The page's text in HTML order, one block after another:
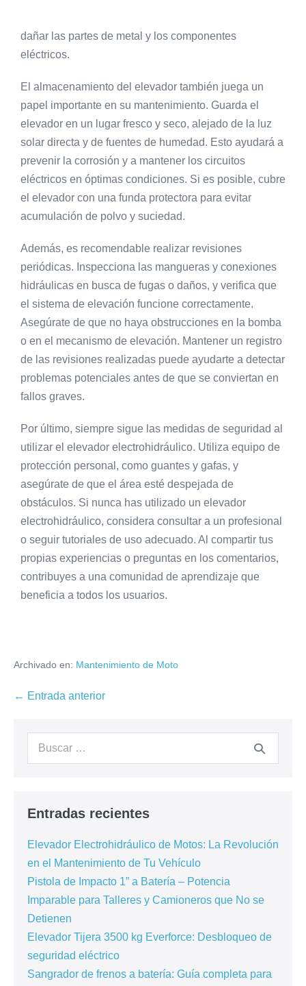
dañar las partes de metal y los componentes
eléctricos.
El almacenamiento del elevador también juega un
papel importante en su mantenimiento. Guarda el
elevador en un lugar fresco y seco, alejado de la luz
solar directa y de fuentes de humedad. Esto ayudará a
prevenir la corrosión y a mantener los circuitos
eléctricos en óptimas condiciones. Si es posible, cubre
el elevador con una funda protectora para evitar
acumulación de polvo y suciedad.
Además, es recomendable realizar revisiones
periódicas. Inspecciona las mangueras y conexiones
hidráulicas en busca de fugas o daños, y verifica que
el sistema de elevación funcione correctamente.
Asegúrate de que no haya obstrucciones en la bomba
o en el mecanismo de elevación. Mantener un registro
de las revisiones realizadas puede ayudarte a detectar
problemas potenciales antes de que se conviertan en
fallos graves.
Por último, siempre sigue las medidas de seguridad al
utilizar el elevador electrohidráulico. Utiliza equipo de
protección personal, como guantes y gafas, y
asegúrate de que el área esté despejada de
obstáculos. Si nunca has utilizado un elevador
electrohidráulico, considera consultar a un profesional
o seguir tutoriales de uso adecuado. Al compartir tus
propias experiencias o preguntas en los comentarios,
contribuyes a una comunidad de aprendizaje que
beneficia a todos los usuarios.
Archivado en: Mantenimiento de Moto
← Entrada anterior
Entradas recientes
Elevador Electrohidráulico de Motos: La Revolución
en el Mantenimiento de Tu Vehículo
Pistola de Impacto 1” a Batería – Potencia
Imparable para Talleres y Camioneros que No se
Detienen
Elevador Tijera 3500 kg Everforce: Desbloqueo de
seguridad eléctrico
Sangrador de frenos a batería: Guía completa para